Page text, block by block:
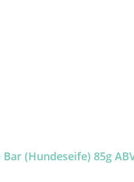
(Hundeseife) 85g